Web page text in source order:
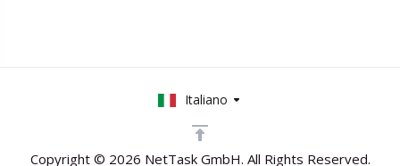
Copyright © 2026 NetTask GmbH. All Rights Reserved.
Italiano